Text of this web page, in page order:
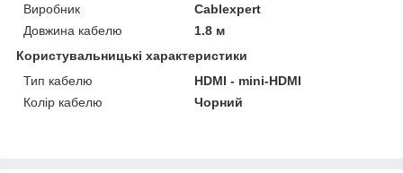
Виробник
Cablexpert
Довжина кабелю
1.8 м
Користувальницькі характеристики
Тип кабелю
HDMI - mini-HDMI
Колір кабелю
Чорний